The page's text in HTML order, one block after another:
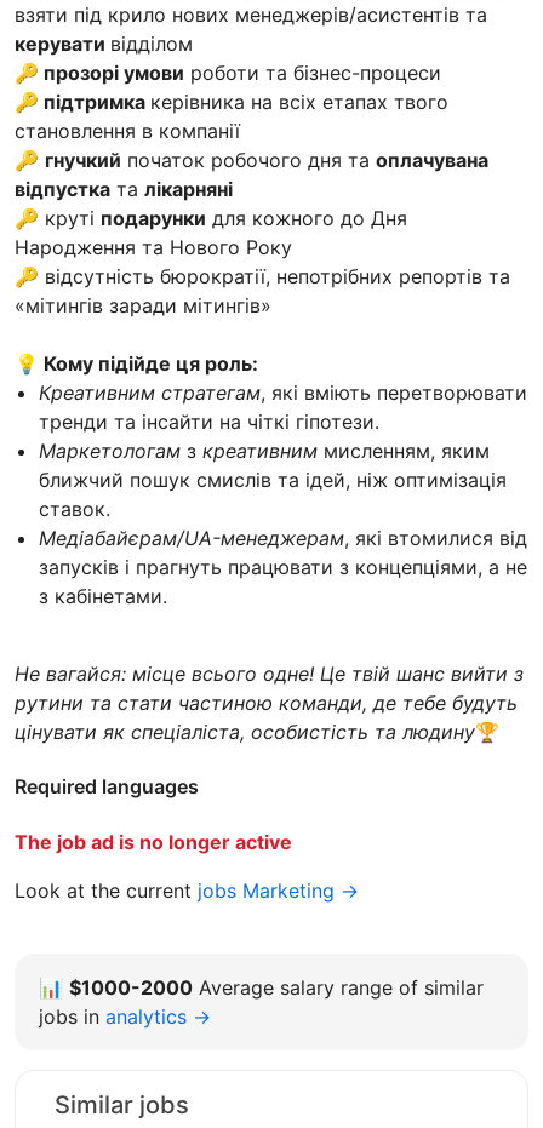
взяти під крило нових менеджерів/асистентів та
керувати відділом
🔑 прозорі умови роботи та бізнес-процеси
🔑 підтримка керівника на всіх етапах твого
становлення в компанії
🔑 гнучкий початок робочого дня та оплачувана
відпустка та лікарняні
🔑 круті подарунки для кожного до Дня
Народження та Нового Року
🔑 вiдсутнiсть бюрократії, непотрібних репортів та
«мітингів заради мітингів»
💡 Кому підійде ця роль:
Креативним стратегам, які вміють перетворювати
тренди та інсайти на чіткі гіпотези.
Маркетологам з креативним мисленням, яким
ближчий пошук смислів та ідей, ніж оптимізація
ставок.
Медіабайєрам/UA-менеджерам, які втомилися від
запусків і прагнуть працювати з концепціями, а не
з кабінетами.
Не вагайся: місце всього одне! Це твій шанс вийти з
рутини та стати частиною команди, де тебе будуть
цінувати як спеціаліста, особистість та людину🏆
Required languages
The job ad is no longer active
Look at the current jobs Marketing →
📊 $1000-2000 Average salary range of similar
jobs in analytics →
Similar jobs